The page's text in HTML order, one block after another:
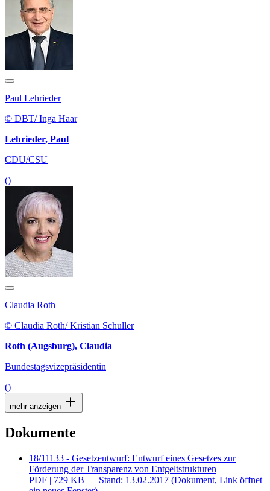
Paul Lehrieder
© DBT/ Inga Haar
Lehrieder, Paul
CDU/CSU
()
Claudia Roth
© Claudia Roth/ Kristian Schuller
Roth (Augsburg), Claudia
Bundestagsvizepräsidentin
()
mehr anzeigen
Dokumente
18/11133 - Gesetzentwurf: Entwurf eines Gesetzes zur
Förderung der Transparenz von Entgeltstrukturen
PDF | 729 KB — Stand: 13.02.2017 (Dokument, Link öffnet